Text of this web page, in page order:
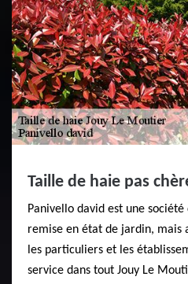
Taille de haie pas
Panivello david est une
remise en état de jardin, mais
les particuliers et les
service dans tout Jouy Le